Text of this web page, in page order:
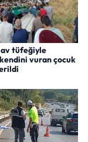
av tüfeğiyle
vuran çocuk